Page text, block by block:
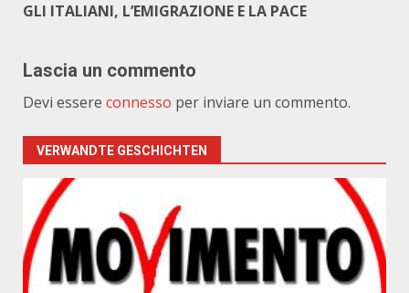
GLI ITALIANI, L’EMIGRAZIONE E LA PACE
Lascia un commento
Devi essere connesso per inviare un commento.
VERWANDTE GESCHICHTEN